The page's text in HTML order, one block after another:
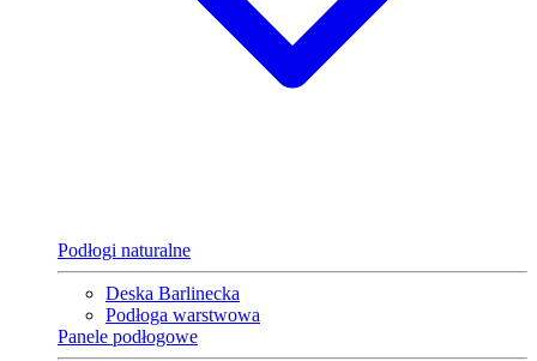
Podłogi naturalne
Deska Barlinecka
Podłoga warstwowa
Panele podłogowe